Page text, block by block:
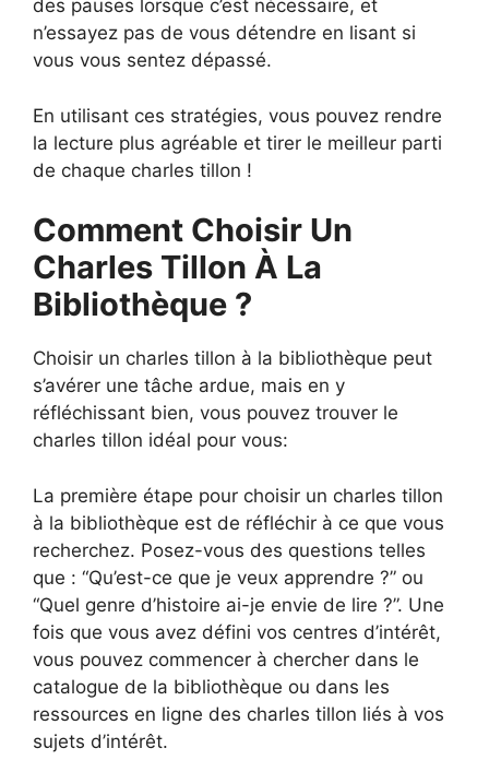
des pauses lorsque c’est nécessaire, et
n’essayez pas de vous détendre en lisant si
vous vous sentez dépassé.
En utilisant ces stratégies, vous pouvez rendre
la lecture plus agréable et tirer le meilleur parti
de chaque charles tillon !
Comment Choisir Un
Charles Tillon À La
Bibliothèque ?
Choisir un charles tillon à la bibliothèque peut
s’avérer une tâche ardue, mais en y
réfléchissant bien, vous pouvez trouver le
charles tillon idéal pour vous:
La première étape pour choisir un charles tillon
à la bibliothèque est de réfléchir à ce que vous
recherchez. Posez-vous des questions telles
que : “Qu’est-ce que je veux apprendre ?” ou
“Quel genre d’histoire ai-je envie de lire ?”. Une
fois que vous avez défini vos centres d’intérêt,
vous pouvez commencer à chercher dans le
catalogue de la bibliothèque ou dans les
ressources en ligne des charles tillon liés à vos
sujets d’intérêt.